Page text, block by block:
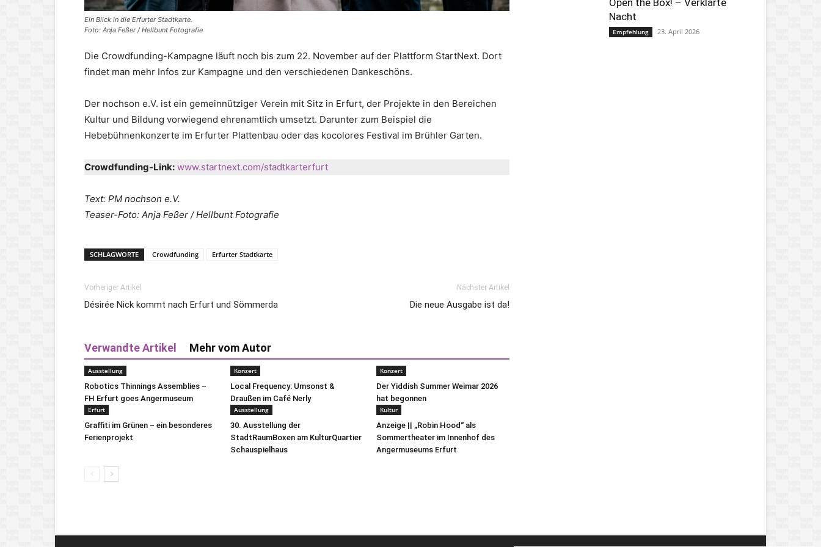
Ein Blick in die Erfurter Stadtkarte.
Foto: Anja Feßer / Hellbunt Fotografie
Die Crowdfunding-Kampagne läuft noch bis zum 22. November auf der Plattform StartNext. Dort
findet man mehr Infos zur Kampagne und den verschiedenen Dankeschöns.
Der nochson e.V. ist ein gemeinnütziger Verein mit Sitz in Erfurt, der Projekte in den Bereichen
Kultur und Bildung vorwiegend ehrenamtlich umsetzt. Darunter zum Beispiel die
Hebebühnenkonzerte im Erfurter Plattenbau oder das kocolores Festival im Brühler Garten.
Crowdfunding-Link: www.startnext.com/stadtkarterfurt
Text: PM nochson e.V.
Teaser-Foto: Anja Feßer / Hellbunt Fotografie
SCHLAGWORTE Crowdfunding Erfurter Stadtkarte
Vorheriger Artikel
Désirée Nick kommt nach Erfurt und Sömmerda
Nächster Artikel
Die neue Ausgabe ist da!
Verwandte Artikel Mehr vom Autor
Ausstellung
Robotics Thinnings Assemblies –
FH Erfurt goes Angermuseum
Konzert
Local Frequency: Umsonst &
Draußen im Café Nerly
Konzert
Der Yiddish Summer Weimar 2026
hat begonnen
Erfurt
Graffiti im Grünen – ein besonderes
Ferienprojekt
Ausstellung
30. Ausstellung der
StadtRaumBoxen am KulturQuartier
Schauspielhaus
Kultur
Anzeige || „Robin Hood“ als
Sommertheater im Innenhof des
Angermuseums Erfurt
Open the Box! – Verklärte
Nacht
Empfehlung 23. April 2026